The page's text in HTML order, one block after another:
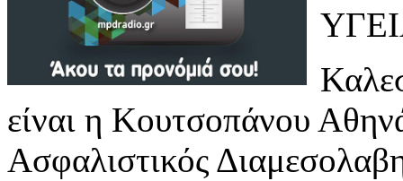
είναι η Κουτσοπάνου
Ασφαλιστικός